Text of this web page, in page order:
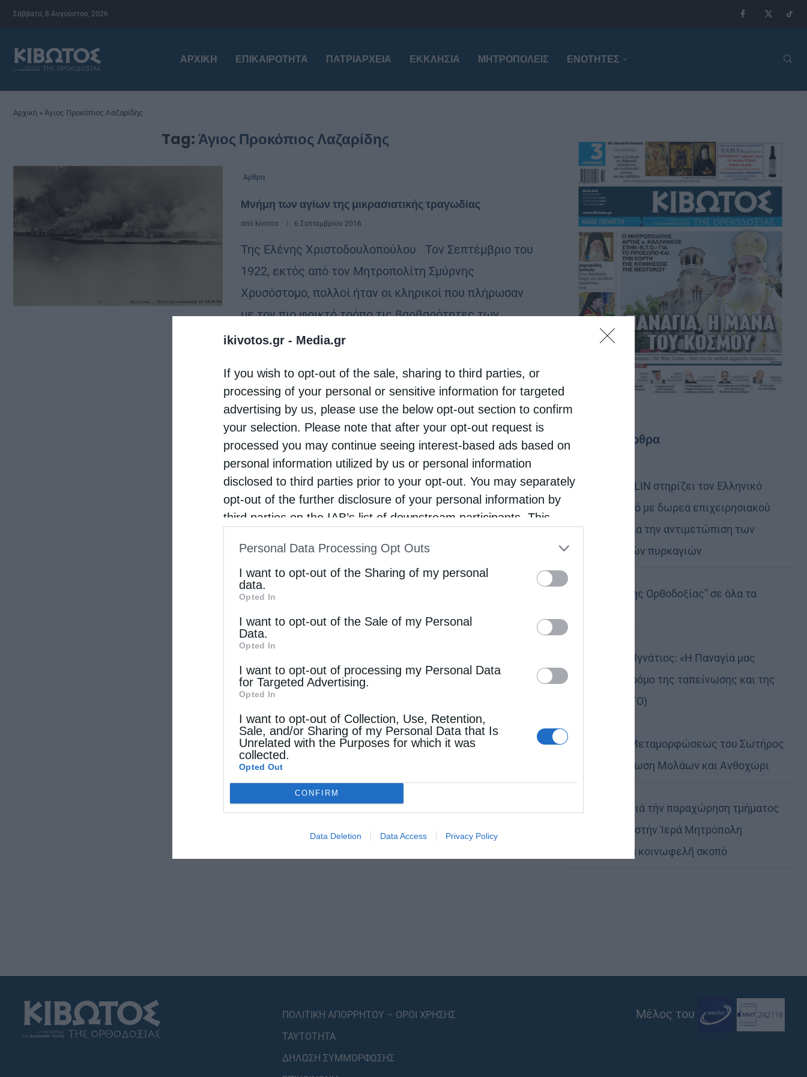
ikivotos.gr - Media.gr
If you wish to opt-out of the sale, sharing to third parties, or
processing of your personal or sensitive information for targeted
advertising by us, please use the below opt-out section to confirm
your selection. Please note that after your opt-out request is
processed you may continue seeing interest-based ads based on
personal information utilized by us or personal information
disclosed to third parties prior to your opt-out. You may separately
opt-out of the further disclosure of your personal information by
third parties on the IAB’s list of downstream participants. This
IAB’s List of Downstream Participantsthat may further disclose it to
other third parties.
Personal Data Processing Opt Outs
I want to opt-out of the Sharing of my personal
data.
Opted In
I want to opt-out of the Sale of my Personal
Data.
Opted In
I want to opt-out of processing my Personal Data
for Targeted Advertising.
Opted In
I want to opt-out of Collection, Use, Retention,
Sale, and/or Sharing of my Personal Data that Is
Unrelated with the Purposes for which it was
collected.
Opted Out
CONFIRM
Data Deletion Data Access Privacy Policy
Σάββατο, 8 Αυγούστου, 2026
ΑΡΧΙΚΉ ΕΠΙΚΑΙΡΌΤΗΤΑ ΠΑΤΡΙΑΡΧΕΊΑ ΕΚΚΛΗΣΊΑ ΜΗΤΡΟΠΌΛΕΙΣ ΕΝΟΤΗΤΕΣ
Αρχική » Άγιος Προκόπιος Λαζαρίδης
Tag:Άγιος Προκόπιος Λαζαρίδης
Άρθρα
Μνήμη των αγίων της μικρασιατικής τραγωδίας
από kivotos 6 Σεπτεμβρίου 2016
Της Ελένης Χριστοδουλοπούλου Τον Σεπτέμβριο του
1922, εκτός από τον Μητροπολίτη Σμύρνης
Χρυσόστομο, πολλοί ήταν οι κληρικοί που πλήρωσαν
με τον πιο φρικτό τρόπο τις βαρβαρότητες των
Τούρκων. Οι …
Τελευταία άρθρα
Η LEROY MERLIN στηρίζει τον Ελληνικό
Ερυθρό Σταυρό με δωρεά επιχειρησιακού
εξοπλισμού για την αντιμετώπιση των
καταστροφικών πυρκαγιών
Η “Κιβωτός της Ορθοδοξίας” σε όλα τα
Δημητριάδος Ιγνάτιος: «Η Παναγία μας
δείχνει τον δρόμο της ταπείνωσης και της
σιωπής» (ΦΩΤΟ)
Η εορτή της Μεταμορφώσεως του Σωτήρος
σε Μεταμόρφωση Μολάων και Ανθοχώρι
Εὐχαριστίες γιά τήν παραχώρηση τμήματος
στρατοπέδου στήν Ἱερά Μητρόπολη
Καστορίας γιά κοινωφελῆ σκοπό
ΠΟΛΙΤΙΚΗ ΑΠΟΡΡΗΤΟΥ – ΟΡΟΙ ΧΡΗΣΗΣ
ΤΑΥΤΟΤΗΤΑ
ΔΗΛΩΣΗ ΣΥΜΜΟΡΦΩΣΗΣ
Μέλος του